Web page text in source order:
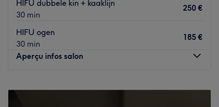
professioneel, vriendelijk en streven ernaar om aan alle
Wat we leuk vinden aan de salon: Sfeer: professioneel,
schoon en ontspannen. O’Harry biedt een rustgevende
omgeving waar technologie en persoonlijke aandacht
Gespecialiseerd in: schoonheidsbehandelingen zoals
HIFU dubbele kin + kaaklijn
30 min
250 €
HIFU ogen
30 min
185 €
Aperçu infos salon